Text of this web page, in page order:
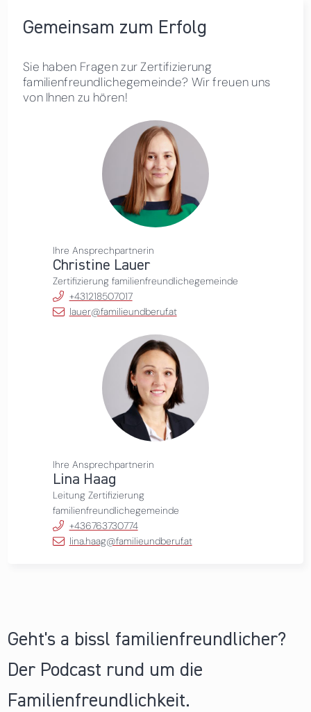
Gemeinsam zum Erfolg
Sie haben Fragen zur Zertifizierung
familienfreundlichegemeinde? Wir freuen uns
von Ihnen zu hören!
Ihre Ansprechpartnerin
Christine Lauer
Zertifizierung familienfreundlichegemeinde
+431218507017
lauer@familieundberuf.at
Ihre Ansprechpartnerin
Lina Haag
Leitung Zertifizierung
familienfreundlichegemeinde
+436763730774
lina.haag@familieundberuf.at
Geht's a bissl familienfreundlicher?
Der Podcast rund um die
Familienfreundlichkeit.